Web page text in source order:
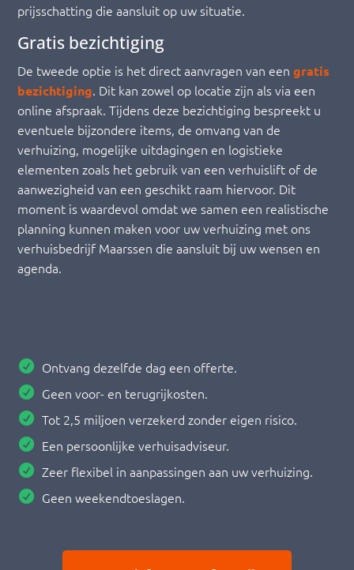
prijsschatting die aansluit op uw situatie.
Gratis bezichtiging
De tweede optie is het direct aanvragen van eengratis
bezichtiging. Dit kan zowel op locatie zijn als via een
online afspraak. Tijdens deze bezichtiging bespreekt u
eventuele bijzondere items, de omvang van de
verhuizing, mogelijke uitdagingen en logistieke
elementen zoals het gebruik van een verhuislift of de
aanwezigheid van een geschikt raam hiervoor. Dit
moment is waardevol omdat we samen een realistische
planning kunnen maken voor uw verhuizing met ons
verhuisbedrijf Maarssen die aansluit bij uw wensen en
agenda.
Ontvang dezelfde dag een offerte.
Geen voor- en terugrijkosten.
Tot 2,5 miljoen verzekerd zonder eigen risico.
Een persoonlijke verhuisadviseur.
Zeer flexibel in aanpassingen aan uw verhuizing.
Geen weekendtoeslagen.